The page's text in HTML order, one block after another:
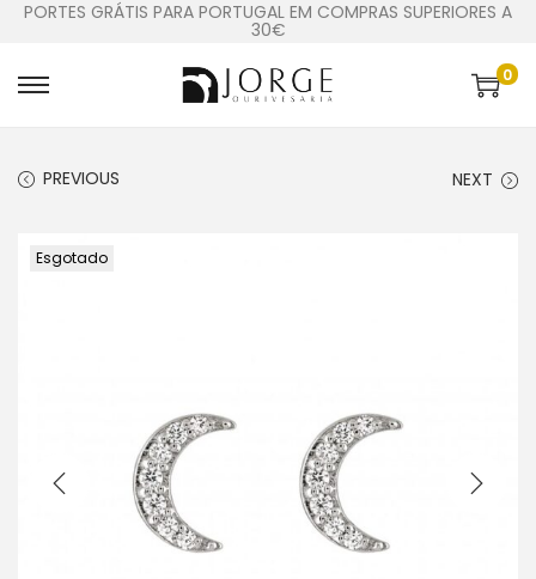
PORTES GRÁTIS PARA PORTUGAL EM COMPRAS SUPERIORES A
30€
0
PREVIOUS NEXT
Esgotado